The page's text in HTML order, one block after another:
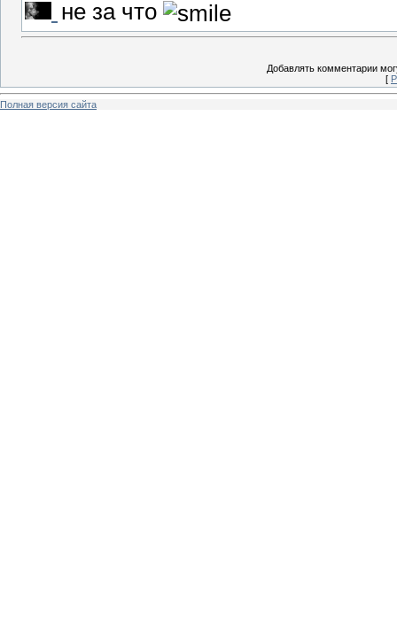
не за что
Добавлять комментарии
[
Полная версия сайта